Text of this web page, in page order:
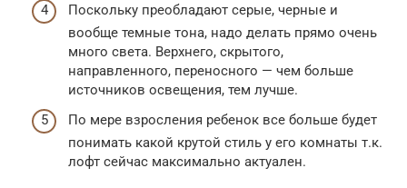
Поскольку преобладают серые, черные и
вообще темные тона, надо делать прямо очень
много света. Верхнего, скрытого,
направленного, переносного — чем больше
источников освещения, тем лучше.
По мере взросления ребенок все больше будет
понимать какой крутой стиль у его комнаты т.к.
лофт сейчас максимально актуален.